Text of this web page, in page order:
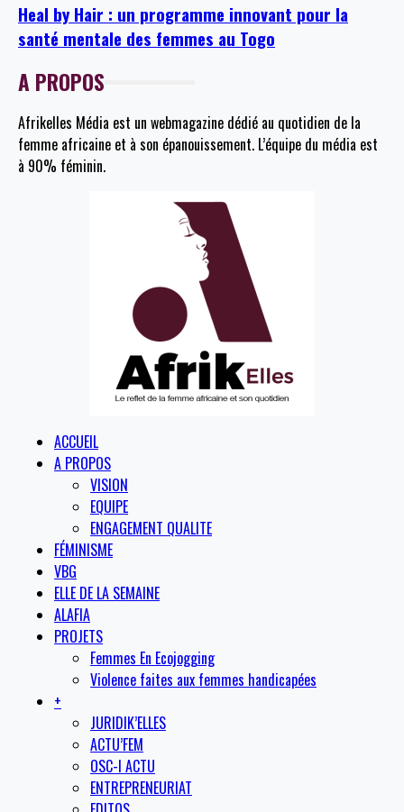
Heal by Hair : un programme innovant pour la
santé mentale des femmes au Togo
A PROPOS
Afrikelles Média est un webmagazine dédié au quotidien de la
femme africaine et à son épanouissement. L’équipe du média est
à 90% féminin.
ACCUEIL
A PROPOS
VISION
EQUIPE
ENGAGEMENT QUALITE
FÉMINISME
VBG
ELLE DE LA SEMAINE
ALAFIA
PROJETS
Femmes En Ecojogging
Violence faites aux femmes handicapées
+
JURIDIK’ELLES
ACTU’FEM
OSC-I ACTU
ENTREPRENEURIAT